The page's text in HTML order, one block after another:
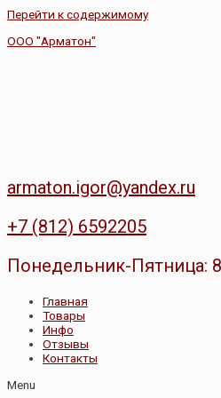
Перейти к содержимому
ООО "Арматон"
armaton.igor@yandex.ru
+7 (812) 6592205
Понедельник-Пятница:
Главная
Товары
Инфо
Отзывы
Контакты
Menu